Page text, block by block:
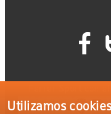

Utilizamos